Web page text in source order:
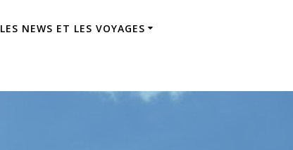
LES NEWS ET LES VOYAGES